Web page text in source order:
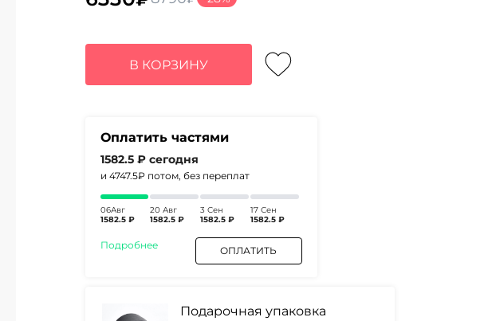
Первоначальная
составляла
8790₽.
Текущая
6330₽.В КОРЗИНУ
Оплатить частями
1582.5 ₽ сегодня
и 4747.5₽ потом, без переплат
06Авг
1582.5 ₽
20 Авг
1582.5 ₽
3 Сен
1582.5 ₽
17 Сен
1582.5 ₽
Подробнее ОПЛАТИТЬ
Подарочная упаковка